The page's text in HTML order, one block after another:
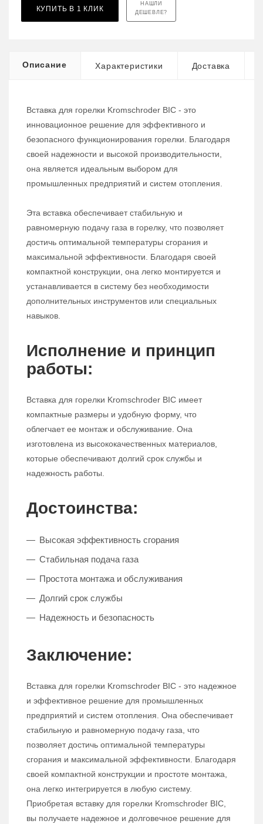
КУПИТЬ В 1 КЛИК
НАШЛИ
ДЕШЕВЛЕ?
Описание Характеристики Доставка
Вставка для горелки Kromschroder BIC - это
инновационное решение для эффективного и
безопасного функционирования горелки. Благодаря
своей надежности и высокой производительности,
она является идеальным выбором для
промышленных предприятий и систем отопления.
Эта вставка обеспечивает стабильную и
равномерную подачу газа в горелку, что позволяет
достичь оптимальной температуры сгорания и
максимальной эффективности. Благодаря своей
компактной конструкции, она легко монтируется и
устанавливается в систему без необходимости
дополнительных инструментов или специальных
навыков.
Исполнение и принцип
работы:
Вставка для горелки Kromschroder BIC имеет
компактные размеры и удобную форму, что
облегчает ее монтаж и обслуживание. Она
изготовлена из высококачественных материалов,
которые обеспечивают долгий срок службы и
надежность работы.
Достоинства:
Высокая эффективность сгорания
Стабильная подача газа
Простота монтажа и обслуживания
Долгий срок службы
Надежность и безопасность
Заключение:
Вставка для горелки Kromschroder BIC - это надежное
и эффективное решение для промышленных
предприятий и систем отопления. Она обеспечивает
стабильную и равномерную подачу газа, что
позволяет достичь оптимальной температуры
сгорания и максимальной эффективности. Благодаря
своей компактной конструкции и простоте монтажа,
она легко интегрируется в любую систему.
Приобретая вставку для горелки Kromschroder BIC,
вы получаете надежное и долговечное решение для